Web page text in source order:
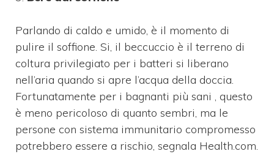
Parlando di caldo e umido, è il momento di
pulire il soffione. Si, il beccuccio è il terreno di
coltura privilegiato per i batteri si liberano
nell’aria quando si apre l’acqua della doccia.
Fortunatamente per i bagnanti più sani , questo
è meno pericoloso di quanto sembri, ma le
persone con sistema immunitario compromesso
potrebbero essere a rischio, segnala Health.com.